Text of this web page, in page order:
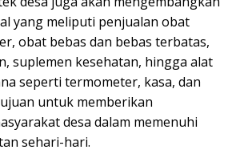
yang meliputi penjualan obat
obat bebas dan bebas terbatas,
suplemen kesehatan, hingga alat
seperti termometer, kasa, dan
untuk memberikan
desa dalam memenuhi
sehari-hari.